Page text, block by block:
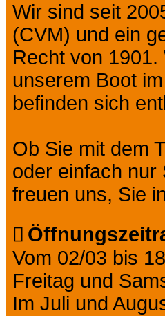
Wir sind seit
(CVM) und ein
Recht von
unserem Boot
befinden sich
Ob Sie mit dem
oder einfach nur
freuen uns, Sie
Vom 02/03 bis
Freitag und
Im Juli und